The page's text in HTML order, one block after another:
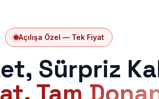
Açılışa Özel — Tek Fiyat
Sürpriz